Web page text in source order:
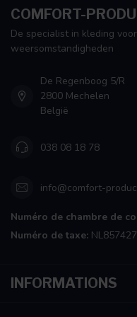
COMFORT-
De specialist in kleding
weersomstandigheden
De Regenboog 5/R
2800 Mechelen
België
038 08 18 78
info@comfort-
Numéro de chambre de
Numéro de taxe:
INFORMATIONS